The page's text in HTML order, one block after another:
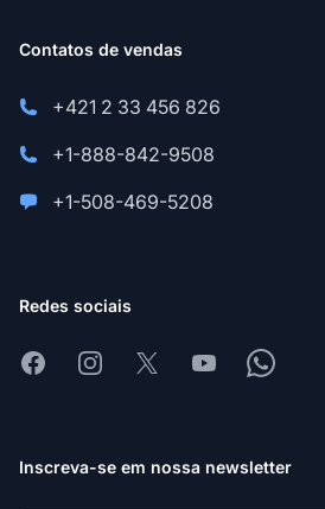
Contatos de vendas
+421 2 33 456 826
+1-888-842-9508
+1-508-469-5208
Redes sociais
FacebookInstagram
X YoutubeWhatsapp
Inscreva-se em nossa newsletter